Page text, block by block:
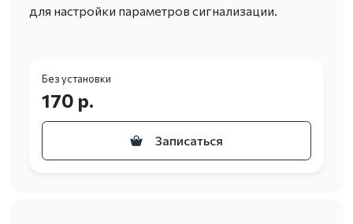
для настройки параметров сигнализации.
Без установки
170 р.
Записаться